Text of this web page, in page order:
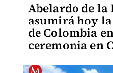
Abelardo de
asumirá hoy
de Colombia
ceremonia en